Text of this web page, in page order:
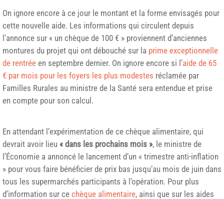
On ignore encore à ce jour le montant et la forme envisagés pour
cette nouvelle aide. Les informations qui circulent depuis
l’annonce sur « un chèque de 100 € » proviennent d’anciennes
montures du projet qui ont débouché sur la prime exceptionnelle
de rentrée en septembre dernier. On ignore encore si l’aide de 65
€ par mois pour les foyers les plus modestes réclamée par
Familles Rurales au ministre de la Santé sera entendue et prise
en compte pour son calcul.
En attendant l’expérimentation de ce chèque alimentaire, qui
devrait avoir lieu « dans les prochains mois », le ministre de
l’Économie a annoncé le lancement d’un « trimestre anti-inflation
» pour vous faire bénéficier de prix bas jusqu’au mois de juin dans
tous les supermarchés participants à l’opération. Pour plus
d’information sur ce chèque alimentaire, ainsi que sur les aides